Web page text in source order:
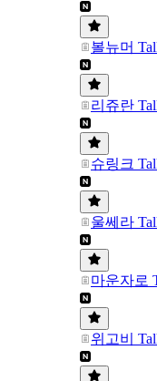
볼뉴머
리쥬란
슈링크
울쎄라
마운자로
위고비